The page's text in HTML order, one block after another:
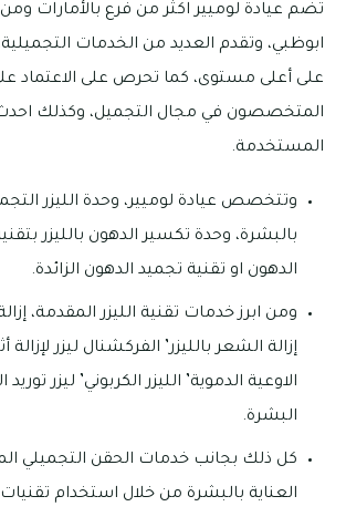
تضم عيادة لوميير اكثر من فرع بالأمارات
ابوظبي، وتقدم العديد من الخدمات
على أعلى مستوى، كما تحرص على الاعتماد
المتخصصون في مجال التجميل، وكذلك احدث
المستخدمة.
وتتخصص عيادة لوميير، وحدة الليزر
بالبشرة، وحدة تكسير الدهون بالليزر
الدهون او تقنية تجميد الدهون الزائدة.
ومن ابرز خدمات تقنية الليزر المقدمة،
إزالة الشعر بالليزر’ الفركشنال ليزر لإزالة
الاوعية الدموية’ الليزر الكربوني’ ليزر
البشرة.
كل ذلك بجانب خدمات الحقن التجميلي
العناية بالبشرة من خلال استخدام